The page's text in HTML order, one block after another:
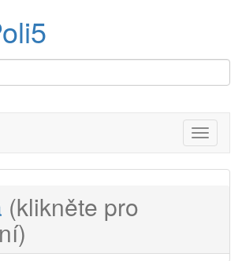
Menu
(klikněte pro